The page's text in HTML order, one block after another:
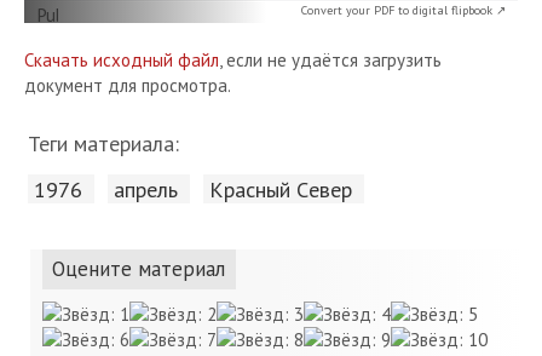
Convert your PDF to digital flipbook ↗
Скачать исходный файл, если не удаётся загрузить
документ для просмотра.
Теги материала:
1976 апрель Красный Cевер
Оцените материал